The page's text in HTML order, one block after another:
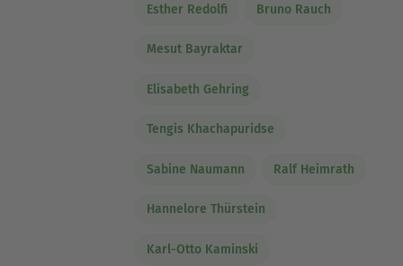
Esther Redolfi Bruno Rauch
Mesut Bayraktar
Elisabeth Gehring
Tengis Khachapuridse
Sabine Naumann Ralf Heimrath
Hannelore Thürstein
Karl-Otto Kaminski